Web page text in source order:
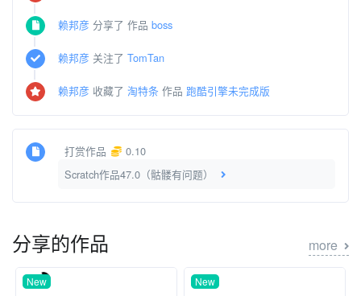
赖邦彦 分享了 作品 boss
赖邦彦 关注了 TomTan
赖邦彦 收藏了 淘特条 作品 跑酷引擎未完成版
打赏作品
0.10
Scratch作品47.0（骷髅有问题）
分享的作品 more
New New